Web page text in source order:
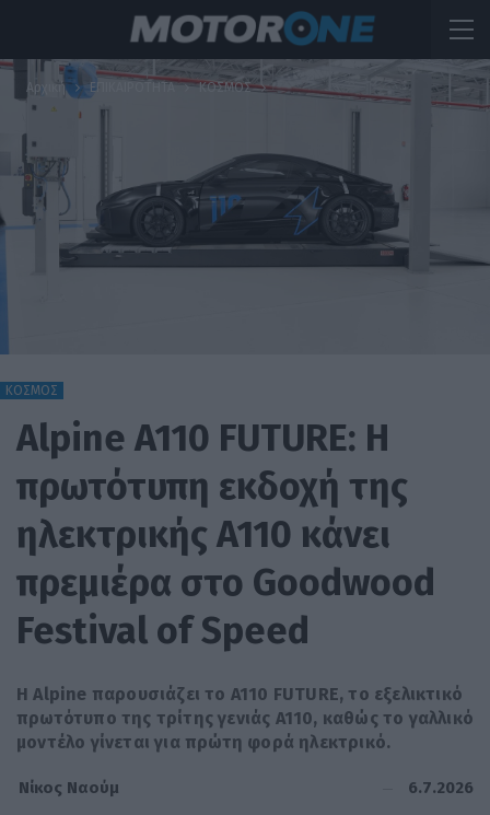
Αρχική ΕΠΙΚΑΙΡΟΤΗΤΑ ΚΟΣΜΟΣ
ΚΟΣΜΟΣ
Alpine A110 FUTURE: Η
πρωτότυπη εκδοχή της
ηλεκτρικής A110 κάνει
πρεμιέρα στο Goodwood
Festival of Speed
Η Alpine παρουσιάζει το A110 FUTURE, το εξελικτικό
πρωτότυπο της τρίτης γενιάς A110, καθώς το γαλλικό
μοντέλο γίνεται για πρώτη φορά ηλεκτρικό.
Νίκος Ναούμ 6.7.2026